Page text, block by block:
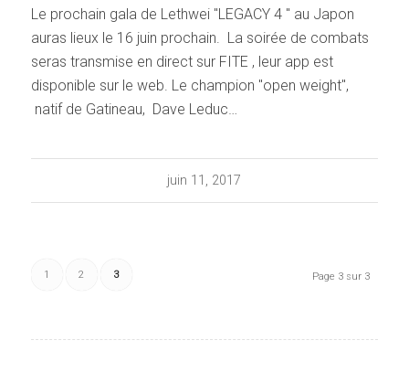
Le prochain gala de Lethwei "LEGACY 4 " au Japon
auras lieux le 16 juin prochain. La soirée de combats
seras transmise en direct sur FITE , leur app est
disponible sur le web. Le champion "open weight",
natif de Gatineau, Dave Leduc…
juin 11, 2017
Page 3 sur 3
1 2 3